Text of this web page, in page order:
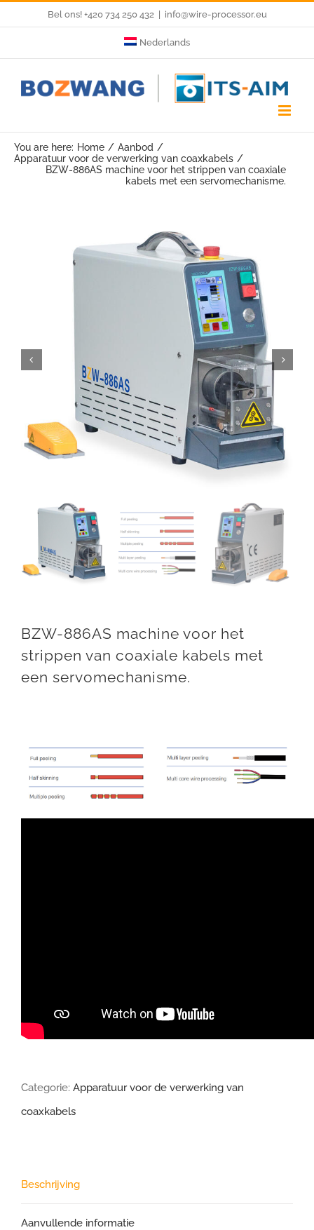
content
Bel ons! +420 734 250 432 info@wire-processor.eu
Nederlands
You are here: Home
Aanbod
Apparatuur voor de verwerking van coaxkabels
BZW-886AS machine voor het strippen van coaxiale
kabels met een servomechanisme.
BZW-886AS machine voor het
strippen van coaxiale kabels met
een servomechanisme.
Categorie: Apparatuur voor de verwerking van
coaxkabels
Beschrijving
Aanvullende informatie